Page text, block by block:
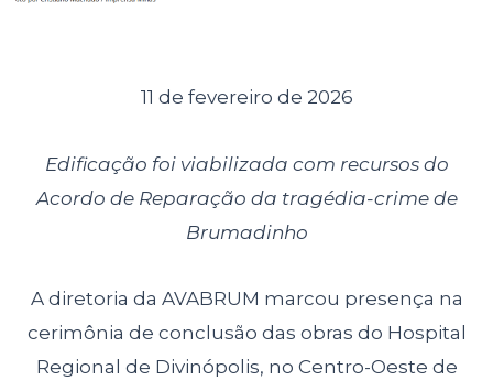
11 de fevereiro de 2026
Edificação foi viabilizada com recursos do
Acordo de Reparação da tragédia-crime de
Brumadinho
A diretoria da AVABRUM marcou presença na
cerimônia de conclusão das obras do Hospital
Regional de Divinópolis, no Centro-Oeste de